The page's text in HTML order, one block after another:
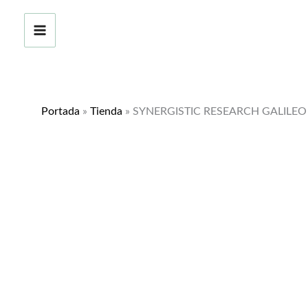
contenido
Portada » Tienda » SYNERGISTIC RESEARCH